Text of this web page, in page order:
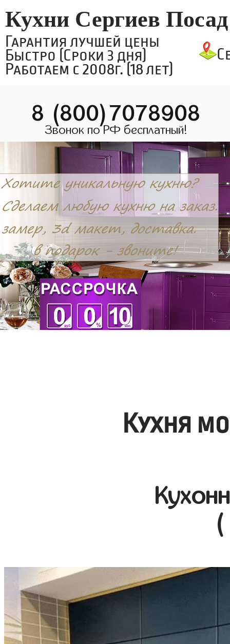
Кухни Сергиев Посад
Гарантия лучшей цены
Быстро (Сроки 3 дня)
Работаем с 2008г. (18 лет)
8 (800)7078908
Звонок по РФ бесплатный!
Кухня
(